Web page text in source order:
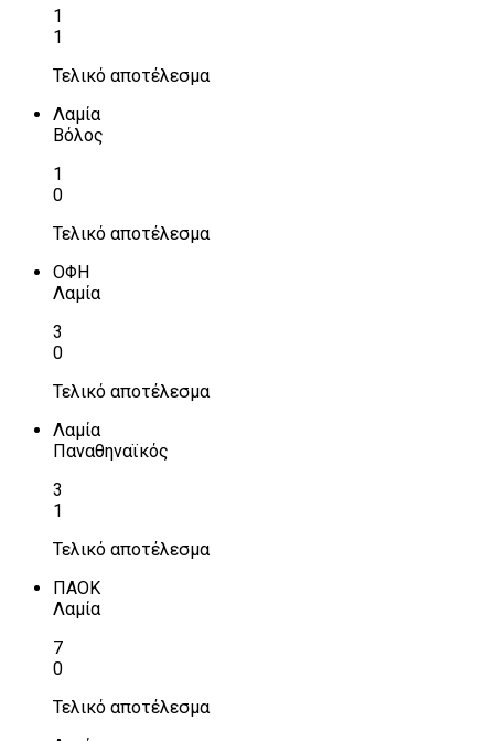
1
1
Τελικό αποτέλεσμα
Λαμία
Βόλος
1
0
Τελικό αποτέλεσμα
ΟΦΗ
Λαμία
3
0
Τελικό αποτέλεσμα
Λαμία
Παναθηναϊκός
3
1
Τελικό αποτέλεσμα
ΠΑΟΚ
Λαμία
7
0
Τελικό αποτέλεσμα